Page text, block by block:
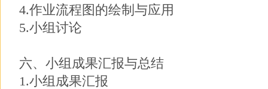
4.作业流程图的绘制与应用
5.小组讨论
六、小组成果汇报与总结
1.小组成果汇报